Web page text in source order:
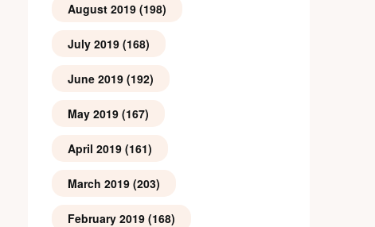
August 2019(198)
July 2019(168)
June 2019(192)
May 2019(167)
April 2019(161)
March 2019(203)
February 2019(168)